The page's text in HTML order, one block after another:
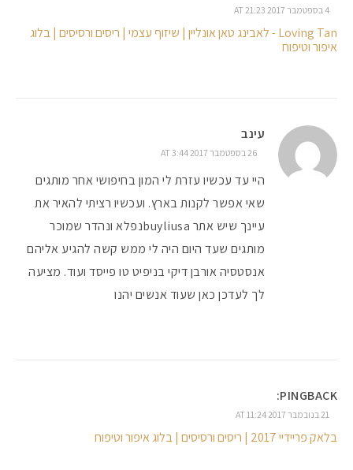
4 בספטמבר 2017 AT 21:23
Loving Tan - לאבינג טאן אונליין | שיזוף עצמי | ריסים ורסיסים | בלוג
איפור וטיפוח
עינב
26 בספטמבר 2017 AT 3:44
היי עד עכשיו עזרת לי המון בחיפושי אחר מותגים
שאי אפשר לקנות בארץ. ועכשיו רציתי להאיר את
עיינך שיש אתר buyliusaנפלא ונהדר שמוכר
מותגים שעד היום היה לי ממש קשה להגיע אליהם
אנסטסיה אורבן דיקי בניפיט טו פייסד ועוד. מציעה
לך לעדכן כאן שעוד אנשים יהנו
PINGBACK:
21 בנובמבר 2017 AT 11:24
בלאק פריידיי 2017 | ריסים ורסיסים | בלוג איפור וטיפוח